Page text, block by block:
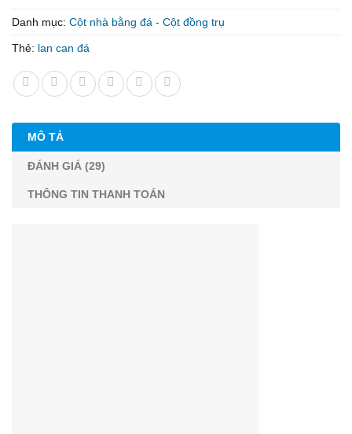
giá
Danh mục: Cột nhà bằng đá - Cột đồng trụ
Thẻ: lan can đá
MÔ TẢ
ĐÁNH GIÁ (29)
THÔNG TIN THANH TOÁN